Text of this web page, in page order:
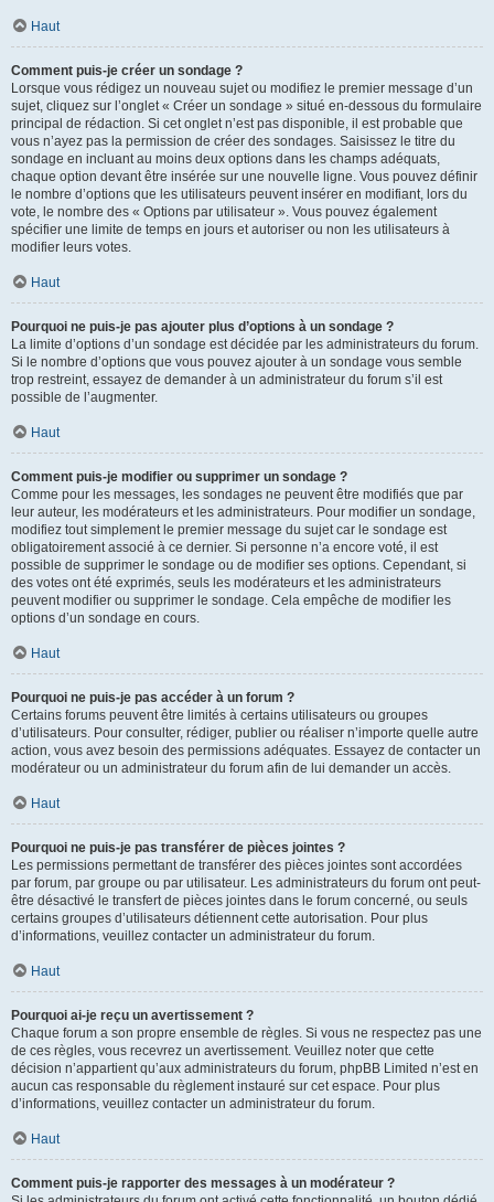
Haut
Comment puis-je créer un sondage ?
Lorsque vous rédigez un nouveau sujet ou modifiez le premier message d’un
sujet, cliquez sur l’onglet « Créer un sondage » situé en-dessous du formulaire
principal de rédaction. Si cet onglet n’est pas disponible, il est probable que
vous n’ayez pas la permission de créer des sondages. Saisissez le titre du
sondage en incluant au moins deux options dans les champs adéquats,
chaque option devant être insérée sur une nouvelle ligne. Vous pouvez définir
le nombre d’options que les utilisateurs peuvent insérer en modifiant, lors du
vote, le nombre des « Options par utilisateur ». Vous pouvez également
spécifier une limite de temps en jours et autoriser ou non les utilisateurs à
modifier leurs votes.
Haut
Pourquoi ne puis-je pas ajouter plus d’options à un sondage ?
La limite d’options d’un sondage est décidée par les administrateurs du forum.
Si le nombre d’options que vous pouvez ajouter à un sondage vous semble
trop restreint, essayez de demander à un administrateur du forum s’il est
possible de l’augmenter.
Haut
Comment puis-je modifier ou supprimer un sondage ?
Comme pour les messages, les sondages ne peuvent être modifiés que par
leur auteur, les modérateurs et les administrateurs. Pour modifier un sondage,
modifiez tout simplement le premier message du sujet car le sondage est
obligatoirement associé à ce dernier. Si personne n’a encore voté, il est
possible de supprimer le sondage ou de modifier ses options. Cependant, si
des votes ont été exprimés, seuls les modérateurs et les administrateurs
peuvent modifier ou supprimer le sondage. Cela empêche de modifier les
options d’un sondage en cours.
Haut
Pourquoi ne puis-je pas accéder à un forum ?
Certains forums peuvent être limités à certains utilisateurs ou groupes
d’utilisateurs. Pour consulter, rédiger, publier ou réaliser n’importe quelle autre
action, vous avez besoin des permissions adéquates. Essayez de contacter un
modérateur ou un administrateur du forum afin de lui demander un accès.
Haut
Pourquoi ne puis-je pas transférer de pièces jointes ?
Les permissions permettant de transférer des pièces jointes sont accordées
par forum, par groupe ou par utilisateur. Les administrateurs du forum ont peut-
être désactivé le transfert de pièces jointes dans le forum concerné, ou seuls
certains groupes d’utilisateurs détiennent cette autorisation. Pour plus
d’informations, veuillez contacter un administrateur du forum.
Haut
Pourquoi ai-je reçu un avertissement ?
Chaque forum a son propre ensemble de règles. Si vous ne respectez pas une
de ces règles, vous recevrez un avertissement. Veuillez noter que cette
décision n’appartient qu’aux administrateurs du forum, phpBB Limited n’est en
aucun cas responsable du règlement instauré sur cet espace. Pour plus
d’informations, veuillez contacter un administrateur du forum.
Haut
Comment puis-je rapporter des messages à un modérateur ?